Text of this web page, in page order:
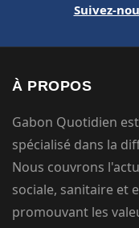
Suivez-
À PROPOS
Gabon Quotidien
spécialisé dans la
Nous couvrons
sociale, sanitaire et
promouvant les